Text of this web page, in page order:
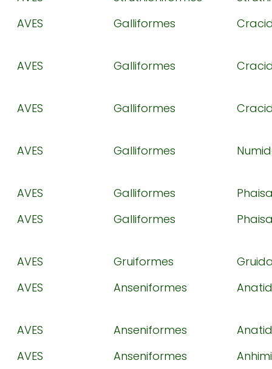
AVES
Galliformes
AVES Galliformes
AVES Galliformes
AVES Galliformes
AVES Galliformes
AVES
Galliformes
AVES Gruiformes
AVES
Anseniformes
AVES Anseniformes
AVES
Anseniformes